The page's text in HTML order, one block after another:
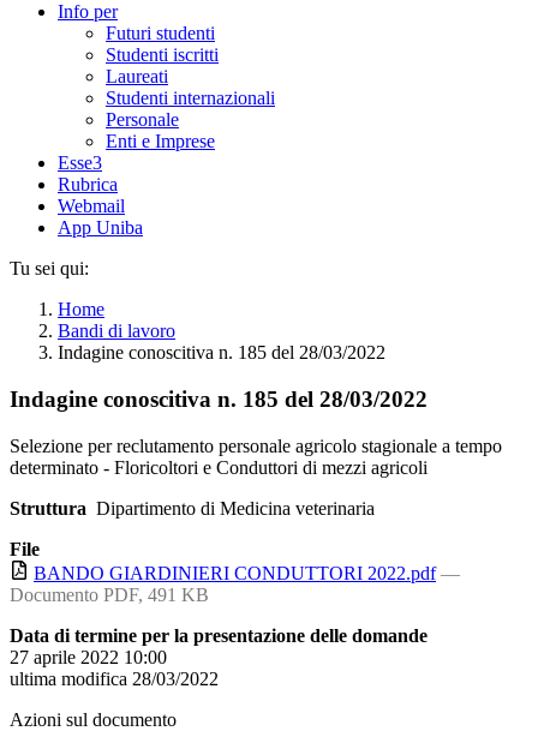
Info per
Futuri studenti
Studenti iscritti
Laureati
Studenti internazionali
Personale
Enti e Imprese
Esse3
Rubrica
Webmail
App Uniba
Tu sei qui:
Home
Bandi di lavoro
Indagine conoscitiva n. 185 del 28/03/2022
Indagine conoscitiva n. 185 del 28/03/2022
Selezione per reclutamento personale agricolo stagionale a tempo
determinato - Floricoltori e Conduttori di mezzi agricoli
Struttura Dipartimento di Medicina veterinaria
File
BANDO GIARDINIERI CONDUTTORI 2022.pdf —
Documento PDF, 491 KB
Data di termine per la presentazione delle domande
27 aprile 2022 10:00
ultima modifica 28/03/2022
Azioni sul documento